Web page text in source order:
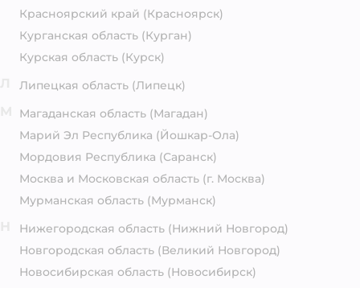
Красноярский край (Красноярск)
Курганская область (Курган)
Курская область (Курск)
Липецкая область (Липецк)
Магаданская область (Магадан)
Марий Эл Республика (Йошкар-Ола)
Мордовия Республика (Саранск)
Москва и Московская область (г. Москва)
Мурманская область (Мурманск)
Нижегородская область (Нижний Новгород)
Новгородская область (Великий Новгород)
Новосибирская область (Новосибирск)